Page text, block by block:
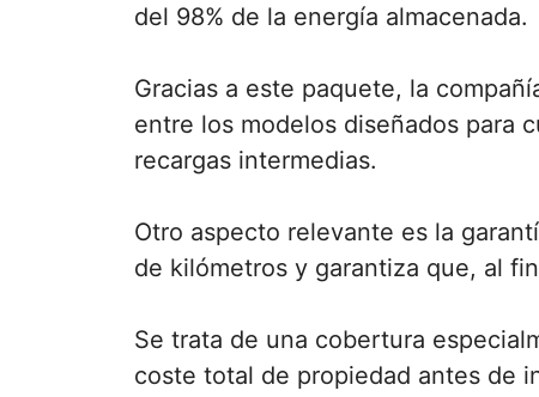
del 98% de la energía almacenada.
Gracias a este paquete, la
entre los modelos diseñados para
recargas intermedias.
Otro aspecto relevante es la
de kilómetros y garantiza que, al
Se trata de una cobertura
coste total de propiedad antes de